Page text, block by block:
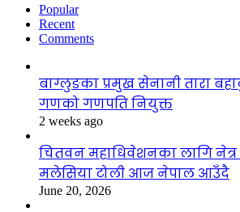
Popular
Recent
Comments
बाग्लुङका प्रमुख सेनानी तारा
गणको गणपति नियुक्त
2 weeks ago
चितवन महाधिवेशनका लागि
मलेसिया टोली आज नेपाल आउँदै
June 20, 2026